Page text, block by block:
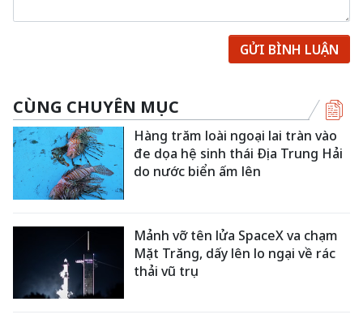
GỬI BÌNH LUẬN
CÙNG CHUYÊN MỤC
Hàng trăm loài ngoại lai tràn vào
đe dọa hệ sinh thái Địa Trung Hải
do nước biển ấm lên
Mảnh vỡ tên lửa SpaceX va chạm
Mặt Trăng, dấy lên lo ngại về rác
thải vũ trụ